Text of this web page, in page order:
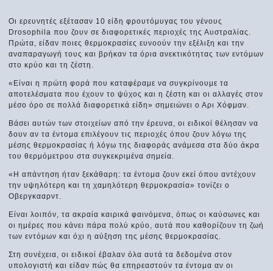
Οι ερευνητές εξέτασαν 10 είδη φρουτόμυγας του γένους
Drosophila που ζουν σε διαφορετικές περιοχές της Αυστραλίας.
Πρώτα, είδαν ποιες θερμοκρασίες ευνοούν την εξέλιξη και την
αναπαραγωγή τους και βρήκαν τα όρια ανεκτικότητας των εντόμων
στο κρύο και τη ζέστη.
«Είναι η πρώτη φορά που καταφέραμε να συγκρίνουμε τα
αποτελέσματα που έχουν το ψύχος και η ζέστη και οι αλλαγές στον
μέσο όρο σε πολλά διαφορετικά είδη» σημειώνει ο Αρι Χόφμαν.
Βάσει αυτών των στοιχείων από την έρευνα, οι ειδικοί θέλησαν να
δουν αν τα έντομα επιλέγουν τις περιοχές όπου ζουν λόγω της
μέσης θερμοκρασίας ή λόγω της διαφοράς ανάμεσα στα δύο άκρα
του θερμόμετρου στα συγκεκριμένα σημεία.
«Η απάντηση ήταν ξεκάθαρη: τα έντομα ζουν εκεί όπου αντέχουν
την υψηλότερη και τη χαμηλότερη θερμοκρασία» τονίζει ο
Οβεργκααρντ.
Είναι λοιπόν, τα ακραία καιρικά φαινόμενα, όπως οι καύσωνες και
οι ημέρες που κάνει πάρα πολύ κρύο, αυτά που καθορίζουν τη ζωή
των εντόμων και όχι η αύξηση της μέσης θερμοκρασίας.
Στη συνέχεια, οι ειδικοί έβαλαν όλα αυτά τα δεδομένα στον
υπολογιστή και είδαν πώς θα επηρεαστούν τα έντομα αν οι